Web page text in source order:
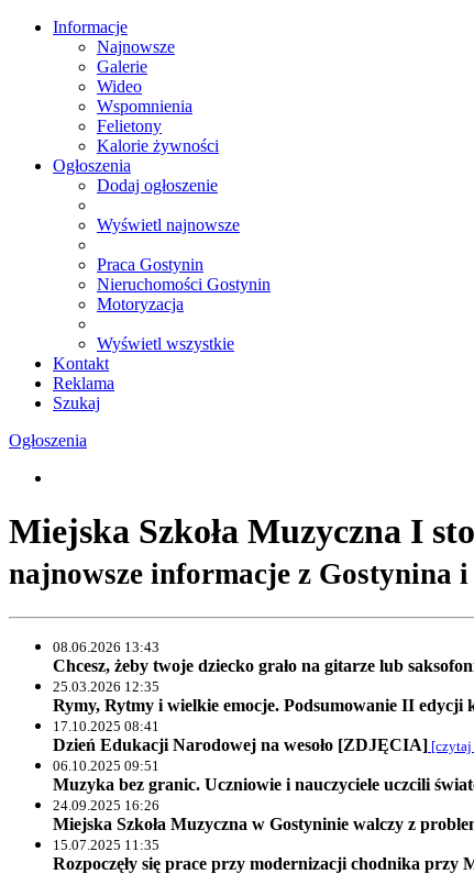
Informacje
Najnowsze
Galerie
Wideo
Wspomnienia
Felietony
Kalorie żywności
Ogłoszenia
Dodaj ogłoszenie
Wyświetl najnowsze
Praca Gostynin
Nieruchomości Gostynin
Motoryzacja
Wyświetl wszystkie
Kontakt
Reklama
Szukaj
Ogłoszenia
Miejska Szkoła Muzyczna I
najnowsze informacje z Gostynina
08.06.2026 13:43
Chcesz, żeby twoje dziecko grało na gitarze lub
25.03.2026 12:35
Rymy, Rytmy i wielkie emocje. Podsumowanie II
17.10.2025 08:41
Dzień Edukacji Narodowej na wesoło [ZDJĘCIA]
06.10.2025 09:51
Muzyka bez granic. Uczniowie i nauczyciele uczcili
24.09.2025 16:26
Miejska Szkoła Muzyczna w Gostyninie walczy z
15.07.2025 11:35
Rozpoczęły się prace przy modernizacji chodnika